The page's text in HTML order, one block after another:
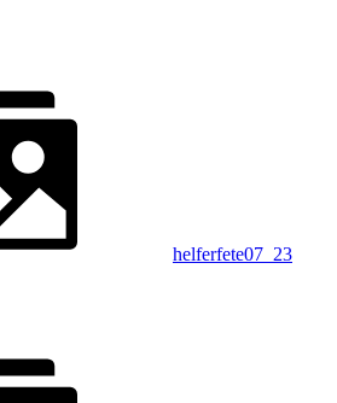
helferfete07_23